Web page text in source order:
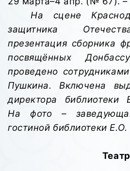
На сцене
защитника
презентация сборника
посвящённых
проведено
Пушкина. Включена
директора библиотеки
На фото –
гостиной библиотеки Е.О.